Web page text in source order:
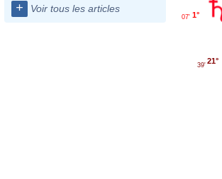
+ Voir tous les articles
1°
07'
21°
39'